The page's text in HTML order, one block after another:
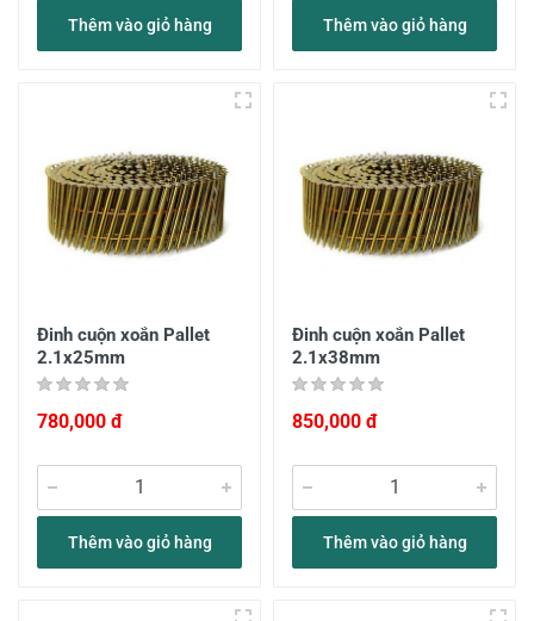
Thêm vào giỏ hàng Thêm vào giỏ hàng
Đinh cuộn xoắn Pallet
2.1x25mm
780,000 đ
Thêm vào giỏ hàng
Đinh cuộn xoắn Pallet
2.1x38mm
850,000 đ
Thêm vào giỏ hàng